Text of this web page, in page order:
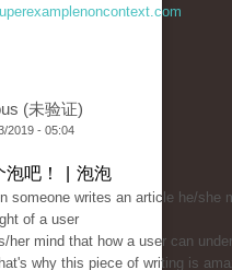
(未验证)
2019 - 05:04
泡吧！ | 泡泡
someone writes an article he/she
of a user
her mind that how a user can
why this piece of writing is